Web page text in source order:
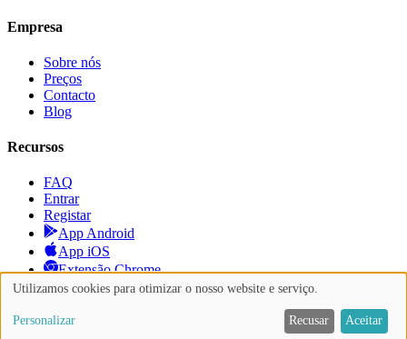
Empresa
Sobre nós
Preços
Contacto
Blog
Recursos
FAQ
Entrar
Registar
App Android
App iOS
Extensão Chrome
Utilizamos cookies para otimizar o nosso website e serviço.
Personalizar Recusar Aceitar